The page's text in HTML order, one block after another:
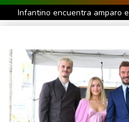
Infantino encuentra amparo
El Real Madrid zanja las
Infantino bajo presión de la
Yan Diomandé, la nueva
de dólares
Muere bajo arresto